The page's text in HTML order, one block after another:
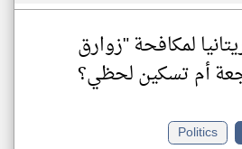
لمكافحة "زوارق
أم تسكين لحظي؟
Politics